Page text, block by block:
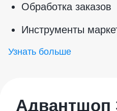
Обработка заказов
Инструменты
Узнать больше
Адвантшоп